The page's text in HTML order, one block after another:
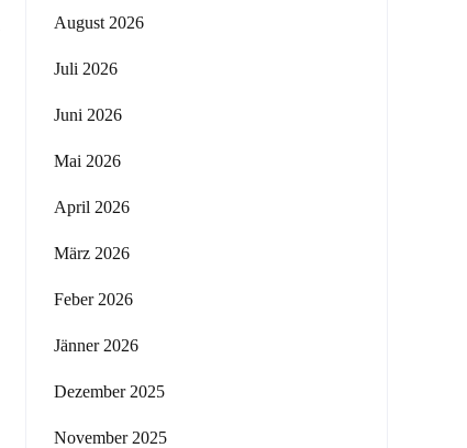
August 2026
Juli 2026
Juni 2026
Mai 2026
April 2026
März 2026
Feber 2026
Jänner 2026
Dezember 2025
November 2025